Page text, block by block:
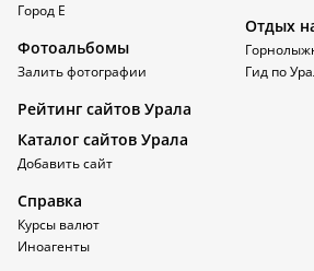
Город Е
Фотоальбомы
Залить фотографии
Отдых
Гид по
Рейтинг сайтов Урала
Каталог сайтов Урала
Добавить сайт
Справка
Курсы валют
Иноагенты